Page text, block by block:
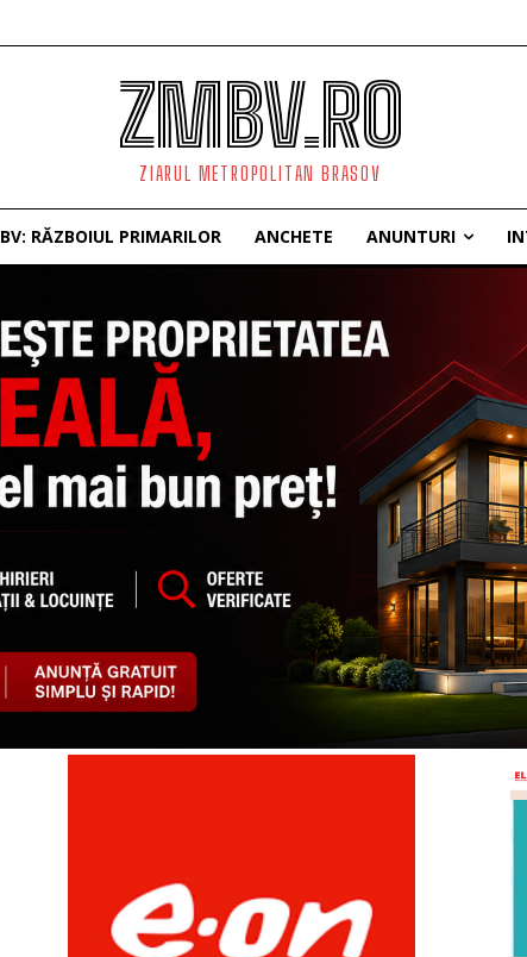
ZMBV.RO
ZIARUL METROPOLITAN BRASOV
BV: RĂZBOIUL PRIMARILOR ANCHETE ANUNTURI